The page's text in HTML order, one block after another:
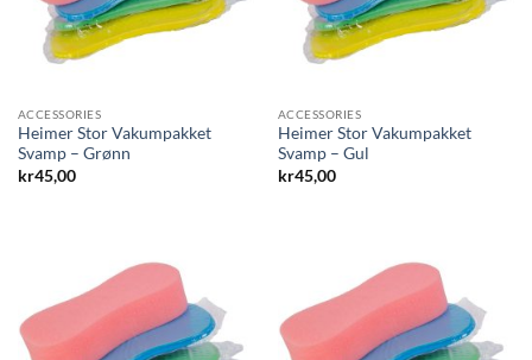
ACCESSORIES
Heimer Stor Vakumpakket
Svamp – Grønn
kr45,00
ACCESSORIES
Heimer Stor Vakumpakket
Svamp – Gul
kr45,00